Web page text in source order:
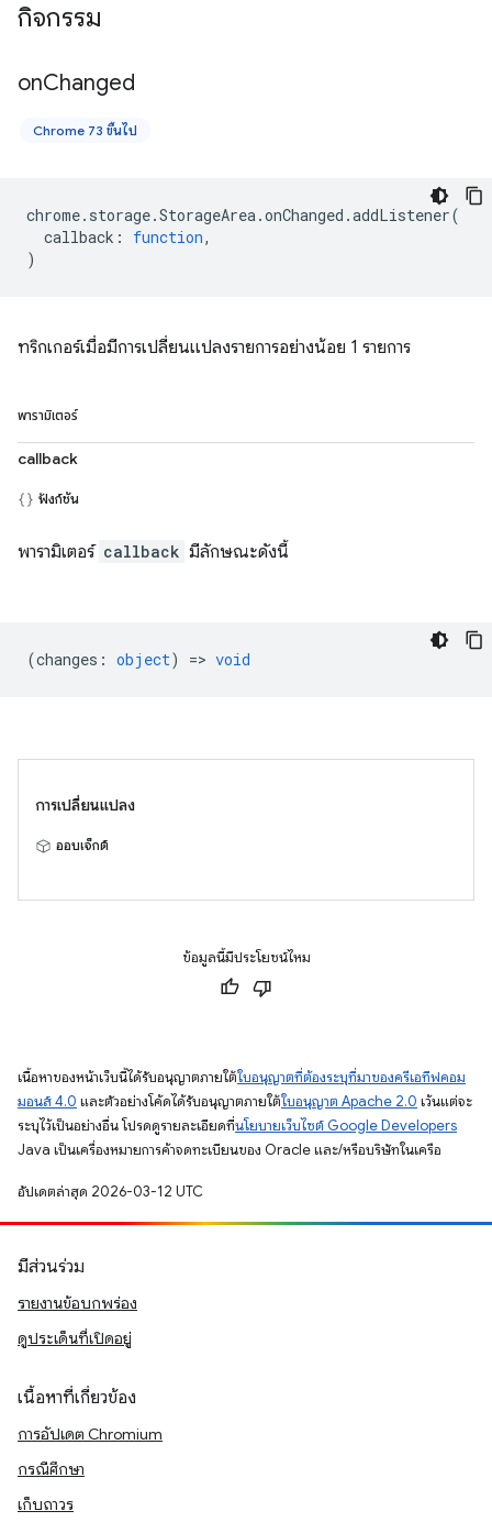
กิจกรรม
onChanged
Chrome 73 ขึ้นไป
chrome. storage.StorageArea.onChanged .addListener(
callback : function,
)
ทริกเกอร์เมื่อมีการเปลี่ยนแปลงรายการอย่างน้อย 1 รายการ
พารามิเตอร์
callback
ฟังก์ชัน
พารามิเตอร์ callback มีลักษณะดังนี้
(changes : object) => void
การเปลี่ยนแปลง
ออบเจ็กต์
ข้อมูลนี้มีประโยชน์ไหม
เนื้อหาของหน้าเว็บนี้ได้รับอนุญาตภายใต้ใบอนุญาตที่ต้องระบุที่มาของครีเอทีฟคอม
มอนส์ 4.0 และตัวอย่างโค้ดได้รับอนุญาตภายใต้ใบอนุญาต Apache 2.0 เว้นแต่จะ
ระบุไว้เป็นอย่างอื่น โปรดดูรายละเอียดที่นโยบายเว็บไซต์ Google Developers
Java เป็นเครื่องหมายการค้าจดทะเบียนของ Oracle และ/หรือบริษัทในเครือ
อัปเดตล่าสุด 2026-03-12 UTC
มีส่วนร่วม
รายงานข้อบกพร่อง
ดูประเด็นที่เปิดอยู่
เนื้อหาที่เกี่ยวข้อง
การอัปเดต Chromium
กรณีศึกษา
เก็บถาวร